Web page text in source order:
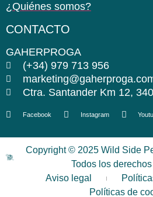
¿Quiénes somos?
CONTACTO
GAHERPROGA
(+34) 979 713 956
Ctra. Santander Km 12,
Facebook Instagram
Copyright © 2025 Wild Side
Todos los
Aviso legal
Políticas de